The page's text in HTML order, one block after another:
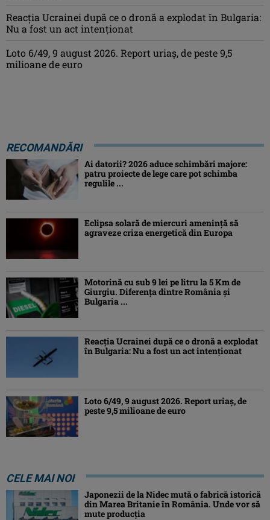
Reacția Ucrainei după ce o dronă a explodat în Bulgaria:
Nu a fost un act intenționat
Loto 6/49, 9 august 2026. Report uriaș, de peste 9,5
milioane de euro
RECOMANDĂRI
Ai datorii? 2026 aduce schimbări majore:
patru proiecte de lege care pot schimba
regulile ...
Eclipsa solară de miercuri ameninţă să
agraveze criza energetică din Europa
Motorină cu sub 9 lei pe litru la 5 Km de
Giurgiu. Diferența dintre România și
Bulgaria ...
Reacția Ucrainei după ce o dronă a explodat
în Bulgaria: Nu a fost un act intenționat
Loto 6/49, 9 august 2026. Report uriaș, de
peste 9,5 milioane de euro
CELE MAI NOI
Japonezii de la Nidec mută o fabrică istorică
din Marea Britanie în România. Unde vor să
mute producția